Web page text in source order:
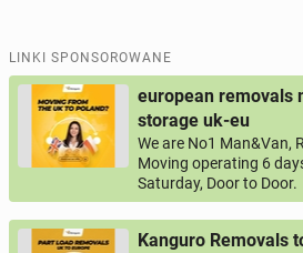
LINKI SPONSOROWANE
european removals
storage uk-eu
We are No1 Man&Van,
Moving operating 6
Saturday, Door to Door.
Kanguro Removals